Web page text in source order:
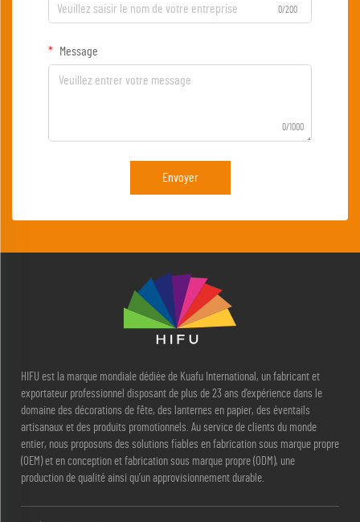
0/200
Message
0/1000
Envoyer
HIFU est la marque mondiale dédiée de Kuafu International, un fabricant et
exportateur professionnel disposant de plus de 23 ans d’expérience dans le
domaine des décorations de fête, des lanternes en papier, des éventails
artisanaux et des produits promotionnels. Au service de clients du monde
entier, nous proposons des solutions fiables en fabrication sous marque propre
(OEM) et en conception et fabrication sous marque propre (ODM), une
production de qualité ainsi qu’un approvisionnement durable.